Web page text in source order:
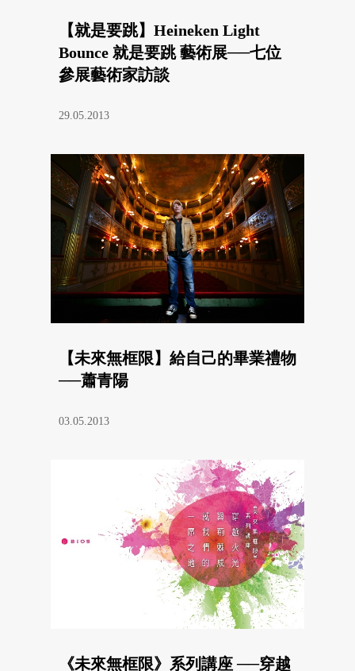
【就是要跳】Heineken Light
Bounce 就是要跳 藝術展──七位
參展藝術家訪談
29.05.2013
【未來無框限】給自己的畢業禮物
──蕭青陽
03.05.2013
《未來無框限》系列講座 ──穿越